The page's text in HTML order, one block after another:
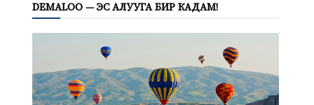
DEMALOO — ЭС АЛУУГА БИР КАДАМ!